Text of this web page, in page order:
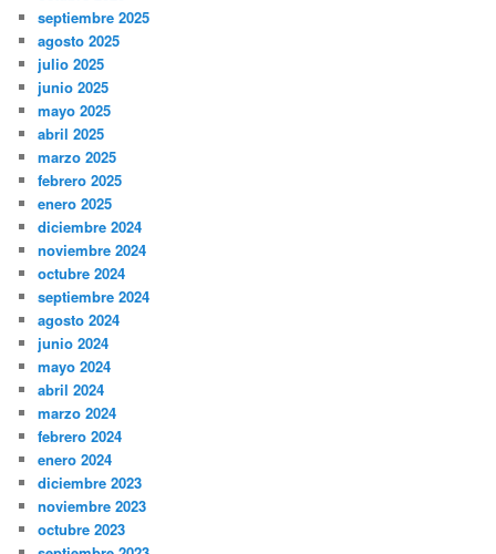
septiembre 2025
agosto 2025
julio 2025
junio 2025
mayo 2025
abril 2025
marzo 2025
febrero 2025
enero 2025
diciembre 2024
noviembre 2024
octubre 2024
septiembre 2024
agosto 2024
junio 2024
mayo 2024
abril 2024
marzo 2024
febrero 2024
enero 2024
diciembre 2023
noviembre 2023
octubre 2023